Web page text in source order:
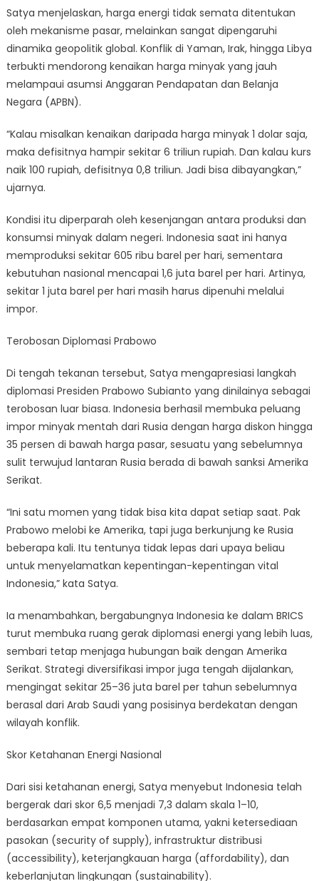
Satya menjelaskan, harga energi tidak semata ditentukan
oleh mekanisme pasar, melainkan sangat dipengaruhi
dinamika geopolitik global. Konflik di Yaman, Irak, hingga Libya
terbukti mendorong kenaikan harga minyak yang jauh
melampaui asumsi Anggaran Pendapatan dan Belanja
Negara (APBN).
“Kalau misalkan kenaikan daripada harga minyak 1 dolar saja,
maka defisitnya hampir sekitar 6 triliun rupiah. Dan kalau kurs
naik 100 rupiah, defisitnya 0,8 triliun. Jadi bisa dibayangkan,”
ujarnya.
Kondisi itu diperparah oleh kesenjangan antara produksi dan
konsumsi minyak dalam negeri. Indonesia saat ini hanya
memproduksi sekitar 605 ribu barel per hari, sementara
kebutuhan nasional mencapai 1,6 juta barel per hari. Artinya,
sekitar 1 juta barel per hari masih harus dipenuhi melalui
impor.
Terobosan Diplomasi Prabowo
Di tengah tekanan tersebut, Satya mengapresiasi langkah
diplomasi Presiden Prabowo Subianto yang dinilainya sebagai
terobosan luar biasa. Indonesia berhasil membuka peluang
impor minyak mentah dari Rusia dengan harga diskon hingga
35 persen di bawah harga pasar, sesuatu yang sebelumnya
sulit terwujud lantaran Rusia berada di bawah sanksi Amerika
Serikat.
“Ini satu momen yang tidak bisa kita dapat setiap saat. Pak
Prabowo melobi ke Amerika, tapi juga berkunjung ke Rusia
beberapa kali. Itu tentunya tidak lepas dari upaya beliau
untuk menyelamatkan kepentingan-kepentingan vital
Indonesia,” kata Satya.
Ia menambahkan, bergabungnya Indonesia ke dalam BRICS
turut membuka ruang gerak diplomasi energi yang lebih luas,
sembari tetap menjaga hubungan baik dengan Amerika
Serikat. Strategi diversifikasi impor juga tengah dijalankan,
mengingat sekitar 25–36 juta barel per tahun sebelumnya
berasal dari Arab Saudi yang posisinya berdekatan dengan
wilayah konflik.
Skor Ketahanan Energi Nasional
Dari sisi ketahanan energi, Satya menyebut Indonesia telah
bergerak dari skor 6,5 menjadi 7,3 dalam skala 1–10,
berdasarkan empat komponen utama, yakni ketersediaan
pasokan (security of supply), infrastruktur distribusi
(accessibility), keterjangkauan harga (affordability), dan
keberlanjutan lingkungan (sustainability).